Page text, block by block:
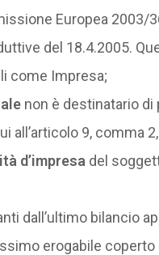
Europea 2003/
del 18.4.2005.
come Impresa;
non è destinatario di
all’articolo 9, comma
d’impresa del
dall’ultimo bilancio
erogabile coperto